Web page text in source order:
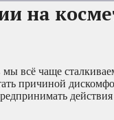
на
всё чаще
причиной